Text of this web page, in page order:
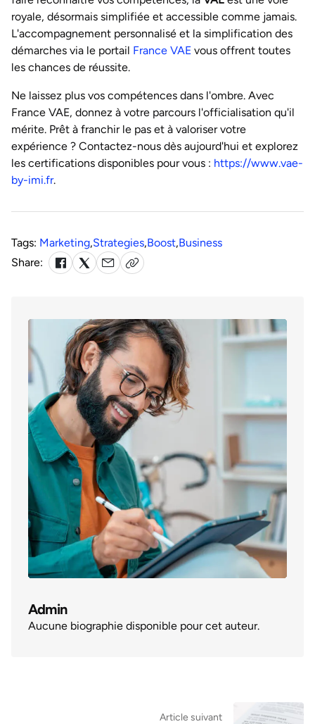
royale, désormais simplifiée et accessible comme jamais.
L'accompagnement personnalisé et la simplification des
démarches via le portail France VAE vous offrent toutes
les chances de réussite.
Ne laissez plus vos compétences dans l'ombre. Avec
France VAE, donnez à votre parcours l'officialisation qu'il
mérite. Prêt à franchir le pas et à valoriser votre
expérience ? Contactez-nous dès aujourd'hui et explorez
les certifications disponibles pour vous : https://www.vae-
by-imi.fr.
Tags: Marketing,Strategies,Boost,Business
Share:
Admin
Aucune biographie disponible pour cet auteur.
Article suivant